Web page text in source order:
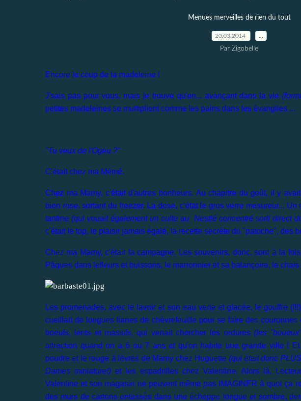
Menues merveilles de rien du tout
20.03.2014
Par Zigobelle
Encore le coup de la madeleine !
J'sais pas pour vous, mais je trouve qu'en... avançant dans la vie
petites madeleines se multiplient comme les pains dans les évangiles ...
"Tu veux de l'Ogeu ?"
C'était chez ma Mémé.
Chez ma Mamy, c'était d'autres bonheurs. Au chapitre du goût, il y
bien rose, sortant du freezer. La dose, c'état le gros verre mesureur... Un
tantine (qui vouait également un culte au Nestlé concentré sorti direct
c'était le top, le plaisir jamais égalé, la recette secrète du "patoche", des
Chez ma Mamy, c'était la campagne. Les souvenirs, donc, sont à la
Pâques dans lefleurs et buissons, le marronnier et sa balançoire, le
Les promenades, avec le lavoir et son eau verte et glacée, le gouffre
cueillait de longues lianes de chèvrefeuille pour se faire des
boeufs, lents et massifs, qui venait chercher les ordures (les
attraction quand on a 6 ou 7 ans et qu'on habite une grande ville !
poudre et le rouge à lèvres de Mamy chez Huguette (qui était donc
Dames miniature!) et les espadrilles chez Valentine. Alors là,
Valentine et son magasin ne peuvent même pas IMAGINER à quoi ça
des murs de cartons entassés dans une échoppe longue et sombre,